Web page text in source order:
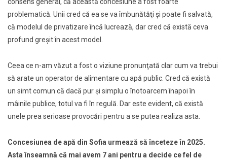
problematică. Unii cred că ea se va îmbunătăţi şi poate fi salvată,
că modelul de privatizare încă lucrează, dar cred că există ceva
profund greşit în acest model.
Ceea ce n-am văzut a fost o viziune pronunţată clar cum va trebui
să arate un operator de alimentare cu apă public. Cred că există
un simt comun că dacă pur şi simplu o înotoarcem înapoi în
mâinile publice, totul va fi în regulă. Dar este evident, că există
unele prea serioase provocări pentru a se putea realiza asta.
Concesiunea de apă din Sofia urmează să înceteze în 2025.
Asta înseamnă că mai avem 7 ani pentru a decide ce fel de